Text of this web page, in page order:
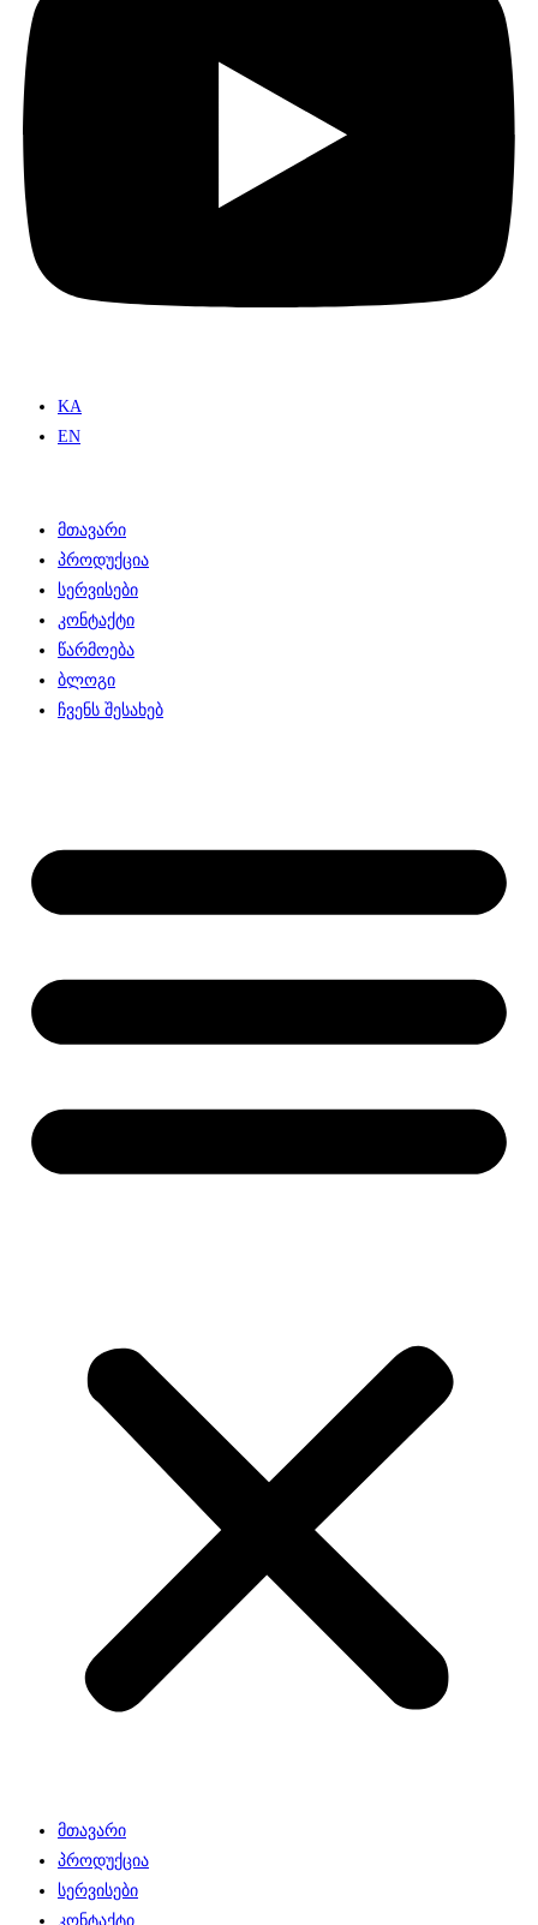
KA
EN
მთავარი
პროდუქცია
სერვისები
კონტაქტი
წარმოება
ბლოგი
ჩვენს შესახებ
მთავარი
პროდუქცია
სერვისები
კონტაქტი